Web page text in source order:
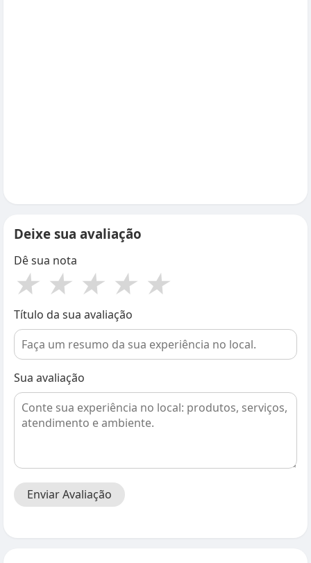
Deixe sua avaliação
Dê sua nota
★ ★ ★ ★ ★
Título da sua avaliação
Sua avaliação
Enviar Avaliação